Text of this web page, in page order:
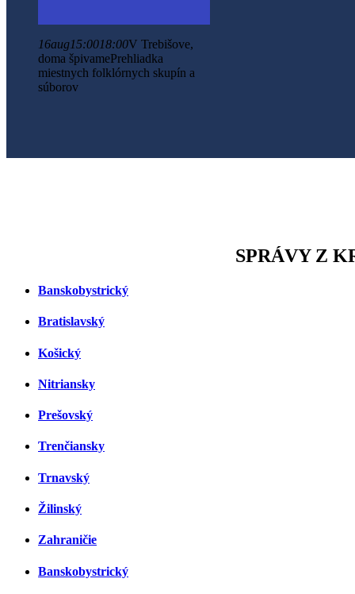
16aug15:0018:00V Trebišove,
doma špivamePrehliadka
miestnych folklórnych skupín a
súborov
SPRÁVY Z
Banskobystrický
Bratislavský
Košický
Nitriansky
Prešovský
Trenčiansky
Trnavský
Žilinský
Zahraničie
Banskobystrický